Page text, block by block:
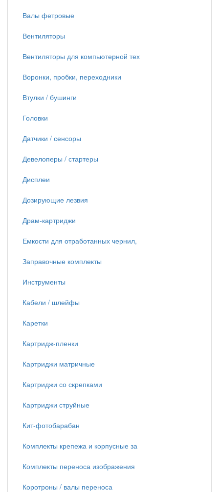
Валы фетровые
Вентиляторы
Вентиляторы для компьютерной тех
Воронки, пробки, переходники
Втулки / бушинги
Головки
Датчики / сенсоры
Девелоперы / стартеры
Дисплеи
Дозирующие лезвия
Драм-картриджи
Емкости для отработанных чернил,
Заправочные комплекты
Инструменты
Кабели / шлейфы
Каретки
Картридж-пленки
Картриджи матричные
Картриджи со скрепками
Картриджи струйные
Кит-фотобарабан
Комплекты крепежа и корпусные за
Комплекты переноса изображения
Коротроны / валы переноса